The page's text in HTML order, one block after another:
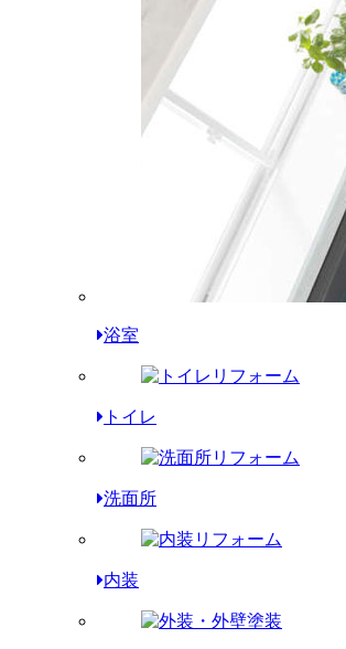
浴室
トイレ
洗面所
内装